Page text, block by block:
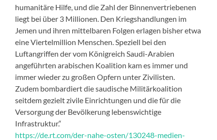
humanitäre Hilfe, und die Zahl der Binnenvertriebenen
liegt bei über 3 Millionen. Den Kriegshandlungen im
Jemen und ihren mittelbaren Folgen erlagen bisher etwa
eine Viertelmillion Menschen. Speziell bei den
Luftangriffen der vom Königreich Saudi-Arabien
angeführten arabischen Koalition kam es immer und
immer wieder zu großen Opfern unter Zivilisten.
Zudem bombardiert die saudische Militärkoalition
seitdem gezielt zivile Einrichtungen und die für die
Versorgung der Bevölkerung lebenswichtige
Infrastruktur.“
https://de.rt.com/der-nahe-osten/130248-medien-